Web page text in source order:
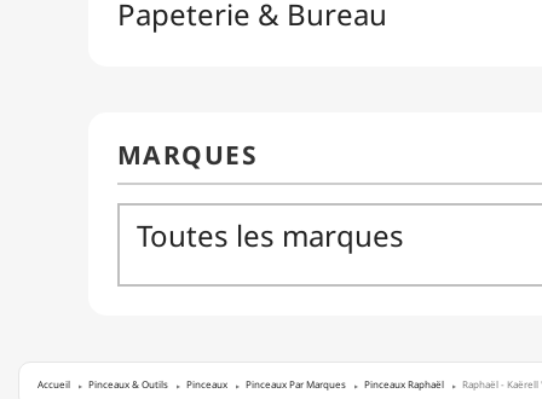
Accueil Pinceaux & Outils Pinceaux Pinceaux Par Marques Pinceaux Raphaël Raphaël -